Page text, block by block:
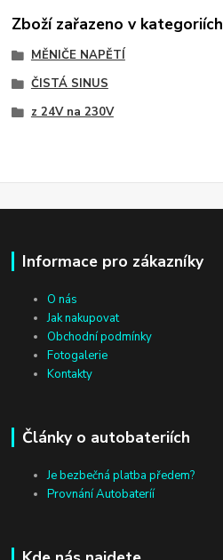
Zboží zařazeno v kategoriích
MĚNIČE NAPĚTÍ
ČISTÁ SINUS
z 24V na 230V
Informace pro zákazníky
O nás
Jak nakupovat
Obchodní podmínky
Fotogalerie
Kontakty
Články o autobateriích
Je bezbečná platba předem?
Provnání Autobateríí